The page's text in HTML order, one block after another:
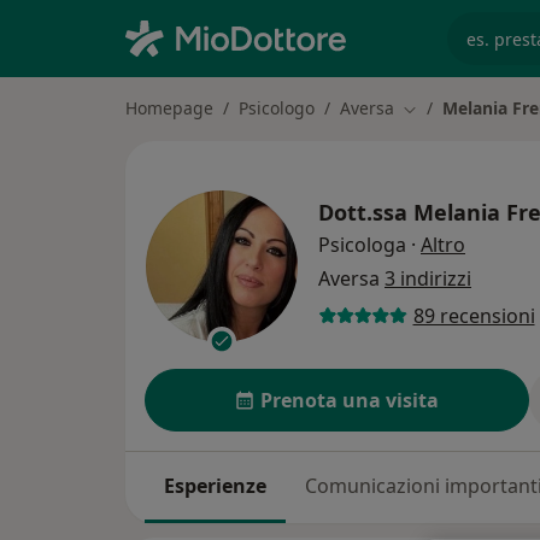
Homepage Psicologo Aversa Cambia città
Melania
Dott.ssa Melania
Psicologa · Altro
Aversa 3 indirizzi
89 recensioni
Prenota una visita
Esperienze Comunicazioni importanti